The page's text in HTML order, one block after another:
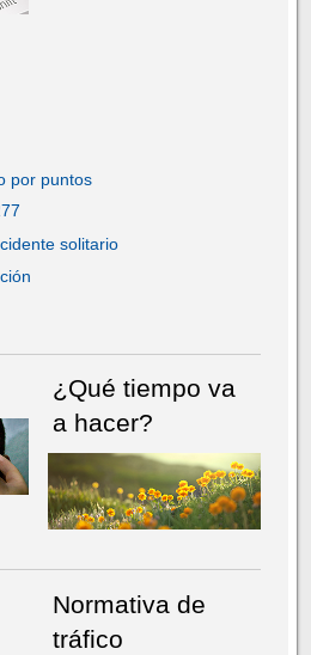
por puntos
solitario
¿Qué tiempo va
a hacer?
Normativa de
tráfico